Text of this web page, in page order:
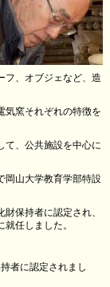
フ、オブジェなど、造
気窯それぞれの特徴を
て、公共施設を中心に
岡山大学教育学部特設
保持者に認定され、
任しました。
者に認定されまし